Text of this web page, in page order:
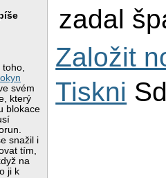
toho,
svém
který
blokace
snažil i
tím,
na
ji k
zadal
Založit
Tiskni